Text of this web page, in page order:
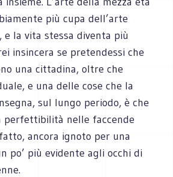
più cupa dell’arte
e la vita stessa diventa più
insincera se pretendessi che
una cittadina, oltre che
e una delle cose che la
sul lungo periodo, è che
perfettibilità nelle faccende
ancora ignoto per una
po’ più evidente agli occhi di